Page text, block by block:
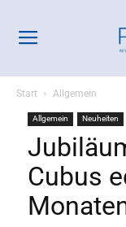
Start Allgemein
Allgemein Neuheiten
Cubus